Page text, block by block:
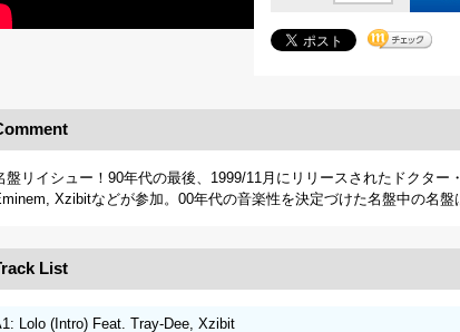
盤リイシュー！90年代の最後、1999/11月にリリースされたドクター
Xzibitなどが参加。00年代の音楽性を決定づけた名盤中の名盤
List
Lolo (Intro) Feat. Tray-Dee, Xzibit